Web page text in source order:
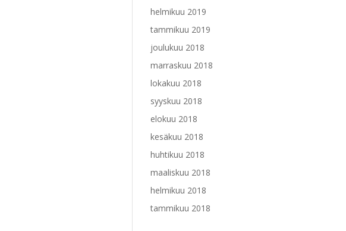
helmikuu 2019
tammikuu 2019
joulukuu 2018
marraskuu 2018
lokakuu 2018
syyskuu 2018
elokuu 2018
kesäkuu 2018
huhtikuu 2018
maaliskuu 2018
helmikuu 2018
tammikuu 2018